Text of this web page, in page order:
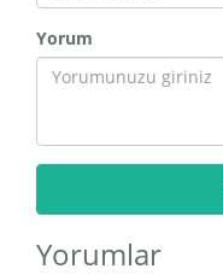
Yorum
Yorumlar